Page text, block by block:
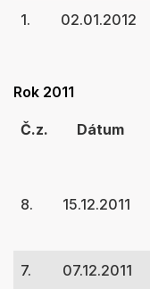
1. 02.01.2012
Rok 2011
Č.z. Dátum
8. 15.12.2011
7. 07.12.2011